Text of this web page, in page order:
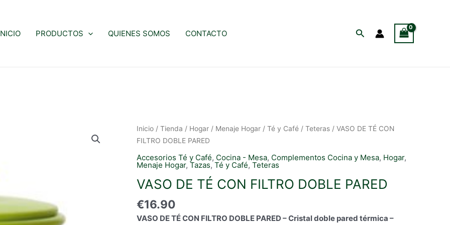
PRODUCTOS QUIENES SOMOS CONTACTO Buscar
Inicio / Tienda / Hogar / Menaje Hogar / Té y Café / Teteras / VASO DE TÉ CON
FILTRO DOBLE PARED
Accesorios Té y Café, Cocina - Mesa, Complementos Cocina y Mesa, Hogar,
Menaje Hogar, Tazas,Té y Café, Teteras
VASO DE TÉ CON FILTRO DOBLE PARED
€16.90
VASO DE TÉ CON FILTRO DOBLE PARED – Cristal doble pared térmica –